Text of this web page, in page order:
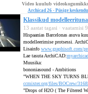
Video kuulub
Archicad 26 - Püsige
Klassikud
13 aastat tagasi · vaatamisi
Hispaanias Barcelonas asuva
modelleerimise protsessi.
Lisainfo www.graphisoft.com/
Lae tasuta ArchiCAD:
Muusika:
bononiasound - Ambitions
"WHEN THE SKY TURNS
ccmixter.org/files/BOCrew/
"Drops of H2O ( The Filtered